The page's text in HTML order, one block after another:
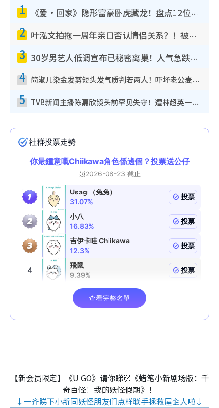
1 《爱·回家》隐形富豪卧虎藏龙！盘点12位财气逼人的有钱艺人：这位美女3亿身家不愁做
2 叶泓文拍拖一周年亲口否认情侣关系？！被质疑感情造假竟称GM“普通同事”
3 30岁男艺人低调宣布已秘密离巢！人气急跌变失踪人口：“这几年过得并不容易”
4 简淑儿染金发剪短头发气质判若两人！吓坏老公麦大力都认不出：“你做什么？”
5 TVB新闻主播陈嘉欣镜头前罕见失守！遭林超英一句话突袭吓坏当场大笑
【新会员限定】《U GO》请你睇👹《蜡笔小新剧场版：千
奇百怪！我的妖怪假期》！
↓一齐睇下小新同妖怪朋友们点样联手拯救屋企人啦↓